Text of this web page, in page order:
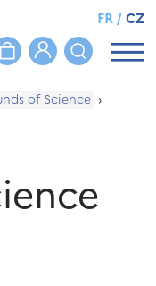
FR/CZ
of Science ›